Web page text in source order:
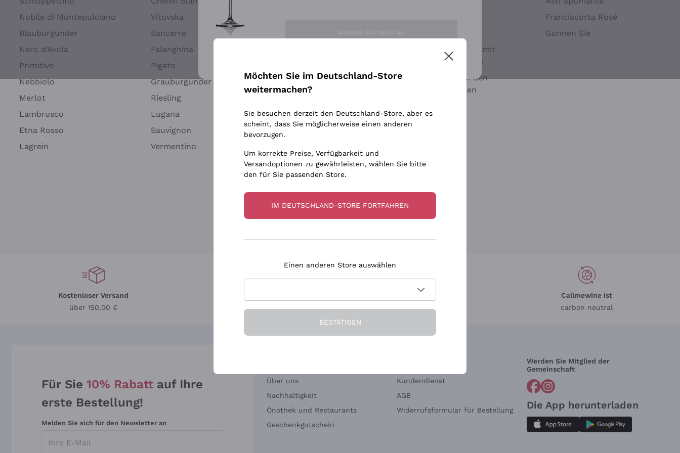
Nobile di Montepulciano
Blauburgunder
Nero d'Avola
Primitivo
Nebbiolo
Merlot
Lambrusco
Etna Rosso
Lagrein
Vitovska
Sancerre
Falanghina
Pigato
Grauburgunder
Riesling
Lugana
Sauvignon
Vermentino
Ca' dei Frati
Biondi Santi
Quintarelli Giuseppe
Rinaldi Giuseppe
Egly Ouriet
Jacquesson
Agrapart
Ohne Sulfit oder mit
minimalen Sulfite
Maischung auf den
Traubenschalen
Franciacorta Rosé
Gonnen Sie
Kostenloser Versand
über 150,00 €
in Deutschland
in 3 Raten
Callmewine ist
carbon neutral
Für Sie 10% Rabatt auf Ihre
erste Bestellung!
Melden Sie sich für den Newsletter an
Über uns
Nachhaltigkeit
Önothek und Restaurants
Geschenkgutschein
Kundendienst
AGB
Widerrufsformular für Bestellung
Werden Sie Mitglied der
Gemeinschaft
Die App herunterladen
Möchten Sie im Deutschland-Store
weitermachen?
Sie besuchen derzeit den Deutschland-Store, aber es
scheint, dass Sie möglicherweise einen anderen
bevorzugen.
Um korrekte Preise, Verfügbarkeit und
Versandoptionen zu gewährleisten, wählen Sie bitte
den für Sie passenden Store.
IM DEUTSCHLAND-STORE FORTFAHREN
Einen anderen Store auswählen
BESTÄTIGEN